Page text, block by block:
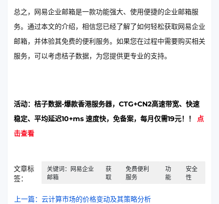
总之，网易企业邮箱是一款功能强大、使用便捷的企业邮箱服
务。通过本文的介绍，相信您已经了解了如何轻松获取网易企业
邮箱，并体验其免费的便利服务。如果您在过程中需要购买相关
服务，可以考虑桔子数据，为您提供更专业的支持。
活动：桔子数据-爆款香港服务器，CTG+CN2高速带宽、快速
稳定、平均延迟10+ms 速度快，免备案，每月仅需19元！！ 点
击查看
文章标
签：
关键词：网易企业
邮箱
获
取
免费便利
服务
功
能
安全
性
上一篇：云计算市场的价格变动及其策略分析